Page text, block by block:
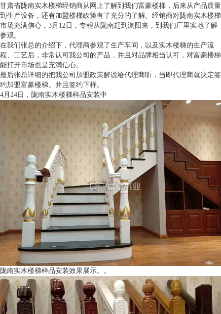
甘肃省陇南实木楼梯经销商从网上了解到我们富豪楼梯，后来从产品质量
到生产设备，还有加盟楼梯政策有了充分的了解。经销商对陇南实木楼梯
市场充满信心，3月12日，专程从陇南赶到浏阳来，到我们厂里实地了解
参观。
在我们张总的介绍下，代理商参观了生产车间，以及实木楼梯的生产流
程、工艺后，非常认可我公司的产品，并且对品牌相当认可，对富豪楼梯
能打开市场也是充满信心。
最后张总详细的把我公司加盟政策解说给代理商听，当即代理商就决定签
约加盟富豪楼梯。并且签约下样。
4月24日，陇南实木楼梯样品安装中
陇南实木楼梯样品安装效果展示。。